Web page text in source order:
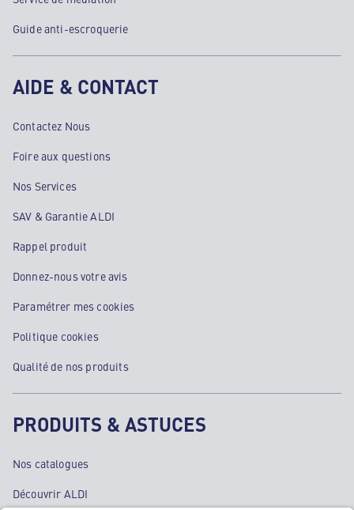
Guide anti-escroquerie
AIDE & CONTACT
Contactez Nous
Foire aux questions
Nos Services
SAV & Garantie ALDI
Rappel produit
Donnez-nous votre avis
Paramétrer mes cookies
Politique cookies
Qualité de nos produits
PRODUITS & ASTUCES
Nos catalogues
Découvrir ALDI